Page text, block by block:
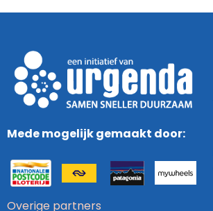
Mede mogelijk gemaakt door:
Overige partners